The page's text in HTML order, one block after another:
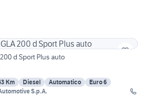
d Sport Plus auto
Km Diesel Automatico
Euro 6
S.p.A.